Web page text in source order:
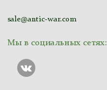
sale@antic-war.com
Мы в социальных сетях: